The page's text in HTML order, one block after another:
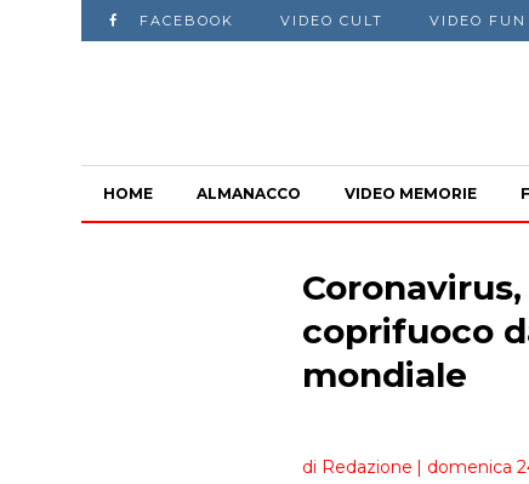
FACEBOOK VIDEO CULT VIDEO FUN
HOME ALMANACCO VIDEO MEMORIE
coprifuoco
mondiale
di Redazione | domenica